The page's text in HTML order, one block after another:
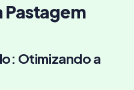
Pastagem
Otimizando a